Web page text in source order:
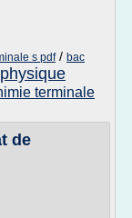
s pdf/ bac
terminale
de